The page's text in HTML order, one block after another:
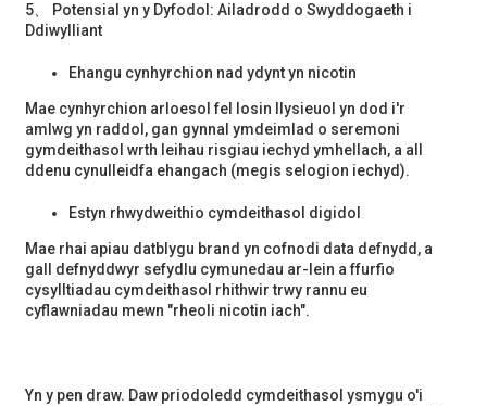
5、 Potensial yn y Dyfodol: Ailadrodd o Swyddogaeth i
Ddiwylliant
Ehangu cynhyrchion nad ydynt yn nicotin
Mae cynhyrchion arloesol fel losin llysieuol yn dod i'r
amlwg yn raddol, gan gynnal ymdeimlad o seremoni
gymdeithasol wrth leihau risgiau iechyd ymhellach, a all
ddenu cynulleidfa ehangach (megis selogion iechyd).
Estyn rhwydweithio cymdeithasol digidol
Mae rhai apiau datblygu brand yn cofnodi data defnydd, a
gall defnyddwyr sefydlu cymunedau ar-lein a ffurfio
cysylltiadau cymdeithasol rhithwir trwy rannu eu
cyflawniadau mewn "rheoli nicotin iach".
Yn y pen draw. Daw priodoledd cymdeithasol ysmygu o'i